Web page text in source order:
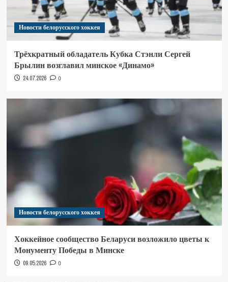
Новости белорусского хоккея
Трёхкратный обладатель Кубка Стэнли Сергей
Брылин возглавил минское «Динамо»
24.07.2026 0
Новости белорусского хоккея
Хоккейное сообщество Беларуси возложило цветы к
Монументу Победы в Минске
09.05.2026 0